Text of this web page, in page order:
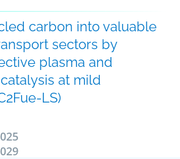
carbon into valuable
sectors by
plasma and
at mild
LS)